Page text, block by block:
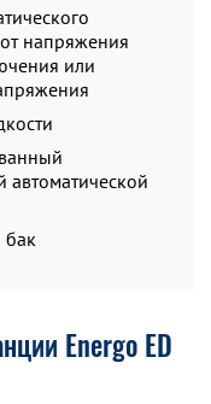
напряжения
автоматической
Energo ED